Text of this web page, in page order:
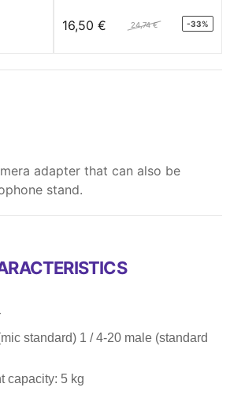
16,50 € 24,74 € -33%
adapter that can also be
stand.
standard) 1 / 4-20 male (standard
capacity: 5 kg